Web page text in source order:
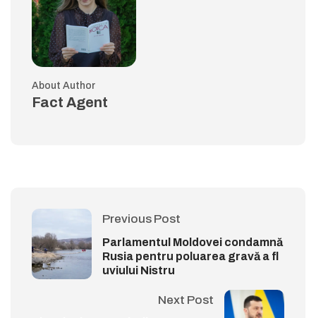
About Author
Fact Agent
Previous Post
Parlamentul Moldovei condamnă
Rusia pentru poluarea gravă a fl
uviului Nistru
Next Post